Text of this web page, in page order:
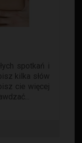
spotkań i
kilka słów
cie więcej